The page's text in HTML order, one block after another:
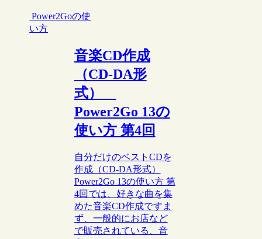
Power2Goの使
い方
音楽CD作成
（CD-DA形
式）
Power2Go 13の
使い方 第4回
自分だけのベストCDを
作成（CD-DA形式）
Power2Go 13の使い方 第
4回では、好きな曲を集
めた音楽CD作成ですま
ず、一般的にお店など
で販売されている、音